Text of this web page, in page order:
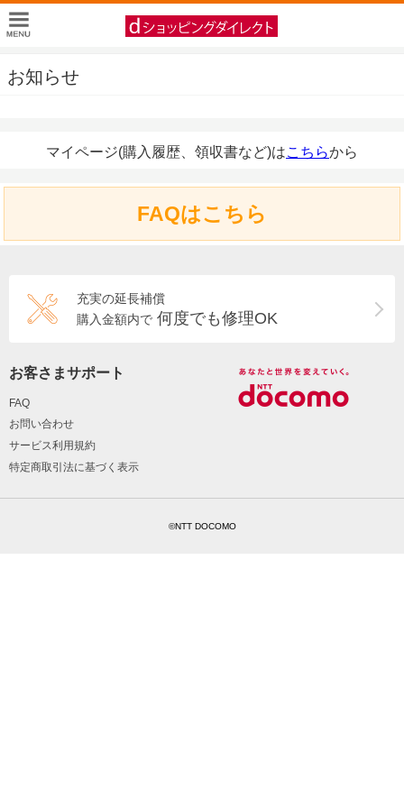
お知らせ
マイページ(購入履歴、領収書など)はこちらから
FAQはこちら
充実の延長補償
購入金額内で 何度でも修理OK
お客さまサポート
FAQ
お問い合わせ
サービス利用規約
特定商取引法に基づく表示
©NTT DOCOMO